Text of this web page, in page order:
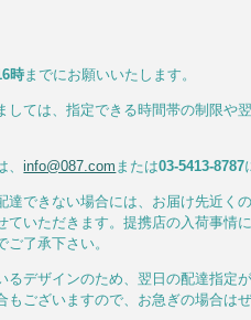
時までにお願いいたします。
しては、指定できる時間帯の制限や
、info@087.com または03-5413-8787
達できない場合には、お届け先近く
ていただきます。提携店の入荷事情
了承下さい。
るデザインのため、翌日の配達指定
もございますので、お急ぎの場合は